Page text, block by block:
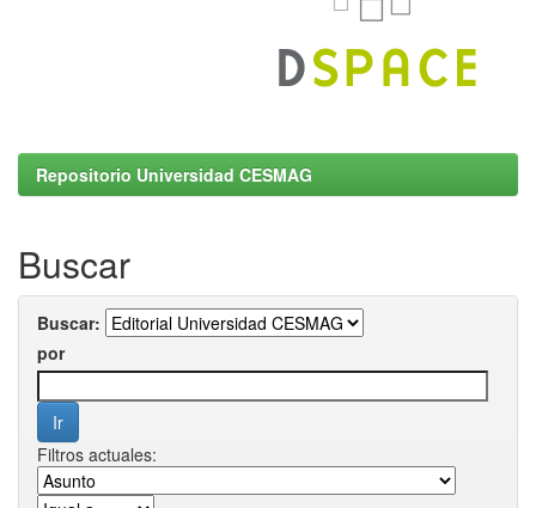
Repositorio Universidad CESMAG
Buscar
Buscar:
por
Filtros actuales: